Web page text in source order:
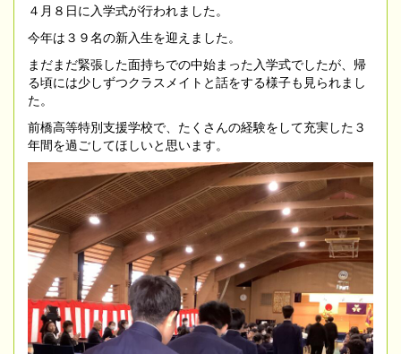
４月８日に入学式が行われました。
今年は３９名の新入生を迎えました。
まだまだ緊張した面持ちでの中始まった入学式でしたが、帰
る頃には少しずつクラスメイトと話をする様子も見られまし
た。
前橋高等特別支援学校で、たくさんの経験をして充実した３
年間を過ごしてほしいと思います。